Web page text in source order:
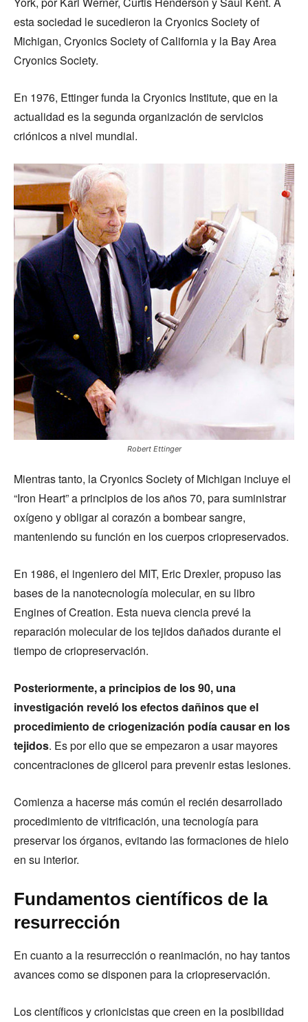
esta sociedad le sucedieron la Cryonics Society of
Michigan, Cryonics Society of California y la Bay Area
Cryonics Society.
En 1976, Ettinger funda la Cryonics Institute, que en la
actualidad es la segunda organización de servicios
criónicos a nivel mundial.
Robert Ettinger
Mientras tanto, la Cryonics Society of Michigan incluye el
“Iron Heart” a principios de los años 70, para suministrar
oxígeno y obligar al corazón a bombear sangre,
manteniendo su función en los cuerpos criopreservados.
En 1986, el ingeniero del MIT, Eric Drexler, propuso las
bases de la nanotecnología molecular, en su libro
Engines of Creation. Esta nueva ciencia prevé la
reparación molecular de los tejidos dañados durante el
tiempo de criopreservación.
Posteriormente, a principios de los 90, una
investigación reveló los efectos dañinos que el
procedimiento de criogenización podía causar en los
tejidos. Es por ello que se empezaron a usar mayores
concentraciones de glicerol para prevenir estas lesiones.
Comienza a hacerse más común el recién desarrollado
procedimiento de vitrificación, una tecnología para
preservar los órganos, evitando las formaciones de hielo
en su interior.
Fundamentos científicos de la
resurrección
En cuanto a la resurrección o reanimación, no hay tantos
avances como se disponen para la criopreservación.
Los científicos y crionicistas que creen en la posibilidad